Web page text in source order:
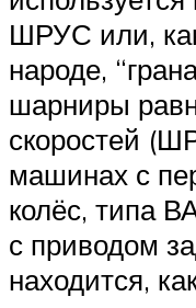
ШРУС или,
народе,
шарниры
скоростей
машинах с
колёс, типа
с приводом
находится,